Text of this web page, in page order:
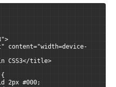
title>
#000;